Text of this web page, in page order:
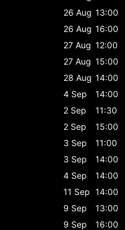
26 Aug 13:00
26 Aug 16:00
27 Aug 12:00
27 Aug 15:00
28 Aug 14:00
4 Sep
14:00
2 Sep
11:30
2 Sep
15:00
3 Sep
11:00
3 Sep
14:00
4 Sep
14:00
11 Sep 14:00
9 Sep
13:00
9 Sep
16:00